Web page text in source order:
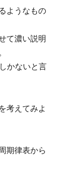
ようなもの
て濃い説明
かないと言
考えてみよ
期律表から